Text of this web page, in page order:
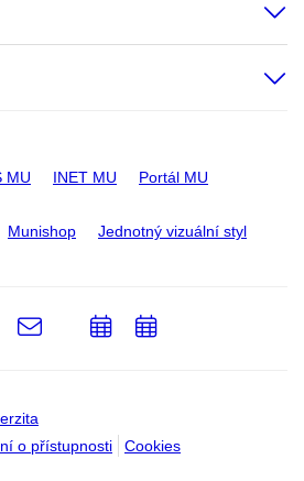
MU INET MU Portál MU
Munishop Jednotný vizuální styl
o přístupnosti Cookies
e-
Email
PřidatPřidat